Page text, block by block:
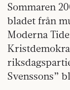
Sommaren
bladet från
Moderna
Svenssons”